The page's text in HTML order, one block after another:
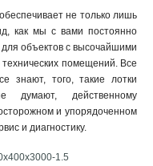
1.5 2
1.5 2
1.5 2
1.5 2
1.5
не только лишь
как мы с вами постоянно
объектов с высочайшими
помещений. Все
знают, того, такие лотки
думают, действенному
и упорядоченном
и диагностику.
1.5